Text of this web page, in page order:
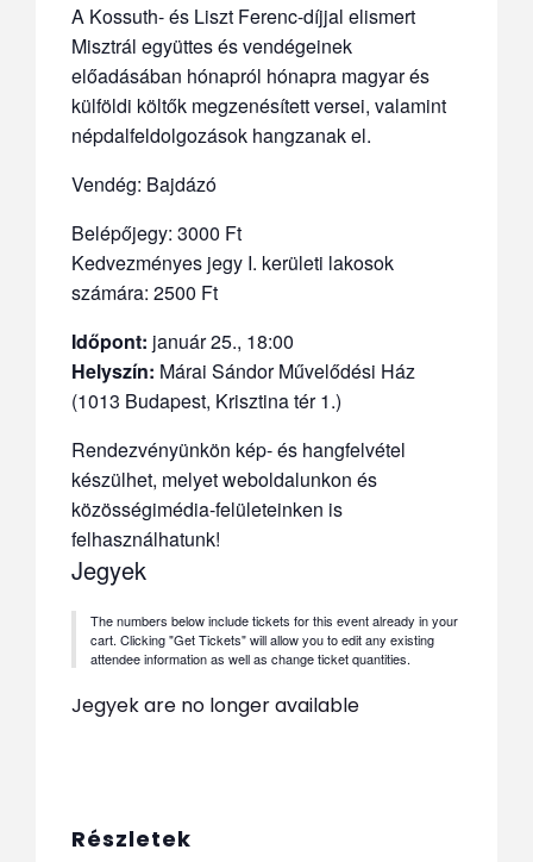
A Kossuth- és Liszt Ferenc-díjjal elismert
Misztrál együttes és vendégeinek
előadásában hónapról hónapra magyar és
külföldi költők megzenésített versei, valamint
népdalfeldolgozások hangzanak el.
Vendég: Bajdázó
Belépőjegy: 3000 Ft
Kedvezményes jegy I. kerületi lakosok
számára: 2500 Ft
Időpont: január 25., 18:00
Helyszín: Márai Sándor Művelődési Ház
(1013 Budapest, Krisztina tér 1.)
Rendezvényünkön kép- és hangfelvétel
készülhet, melyet weboldalunkon és
közösségimédia-felületeinken is
felhasználhatunk!
Részletek
Jegyek
The numbers below include tickets for this event already in your
cart. Clicking "Get Tickets" will allow you to edit any existing
attendee information as well as change ticket quantities.
Jegyek are no longer available